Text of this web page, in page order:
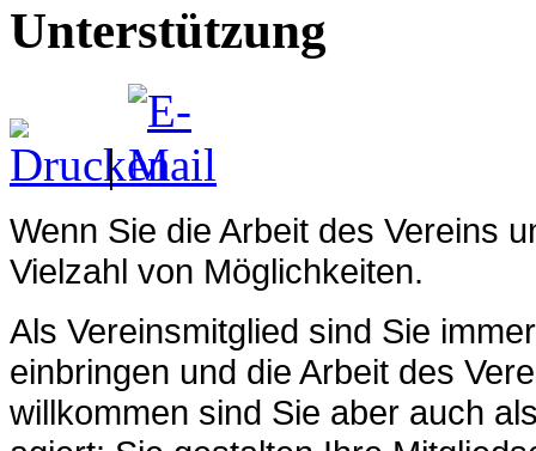
Unterstützung
|
Wenn Sie die Arbeit des Vereins
Vielzahl von Möglichkeiten.
Als Vereinsmitglied sind Sie
einbringen und die Arbeit des
willkommen sind Sie aber auch